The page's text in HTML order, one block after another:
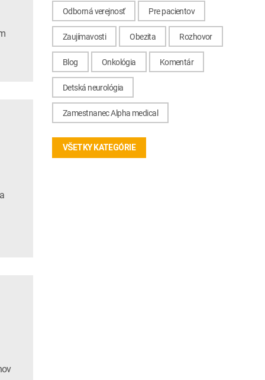
Odborná verejnosť Pre pacientov
Zaujímavosti Obezita Rozhovor
Blog Onkológia Komentár
Detská neurológia
Zamestnanec Alpha medical
VŠETKY KATEGÓRIE